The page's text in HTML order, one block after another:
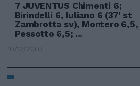
7 JUVENTUS Chimenti 6;
Birindelli 6, Iuliano 6 (37' st
Zambrotta sv), Montero 6,5,
Pessotto 6,5; ...
10/12/2003